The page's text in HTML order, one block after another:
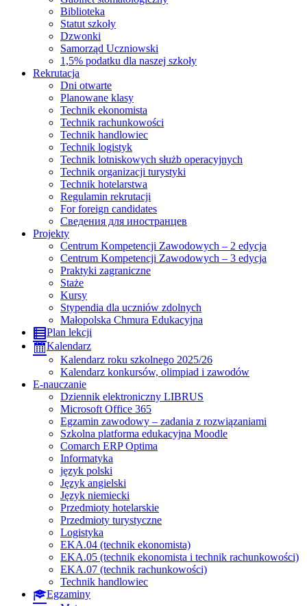
Biblioteka
Statut szkoły
Dzwonki
Samorząd Uczniowski
1,5% podatku dla naszej szkoły
Rekrutacja
Dni otwarte
Planowane klasy
Technik ekonomista
Technik rachunkowości
Technik handlowiec
Technik logistyk
Technik lotniskowych służb operacyjnych
Technik organizacji turystyki
Technik hotelarstwa
Regulamin rekrutacji
For foreign candidates
Сведения для иностранцев
Projekty
Centrum Kompetencji Zawodowych – 2 edycja
Centrum Kompetencji Zawodowych – 3 edycja
Praktyki zagraniczne
Staże
Kursy
Stypendia dla uczniów zdolnych
Małopolska Chmura Edukacyjna
Plan lekcji
Kalendarz
Kalendarz roku szkolnego 2025/26
Kalendarz konkursów, olimpiad i zawodów
E-nauczanie
Dziennik elektroniczny LIBRUS
Microsoft Office 365
Egzamin zawodowy – zadania z rozwiązaniami
Szkolna platforma edukacyjna Moodle
Comarch ERP Optima
Informatyka
język polski
Język angielski
Język niemiecki
Przedmioty hotelarskie
Przedmioty turystyczne
Logistyka
EKA.04 (technik ekonomista)
EKA.05 (technik ekonomista i technik rachunkowości)
EKA.07 (technik rachunkowości)
Technik handlowiec
Egzaminy